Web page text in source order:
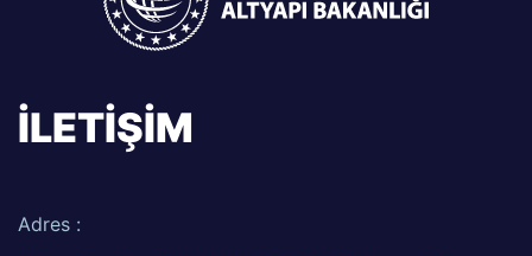
İLETİŞİM
Adres :